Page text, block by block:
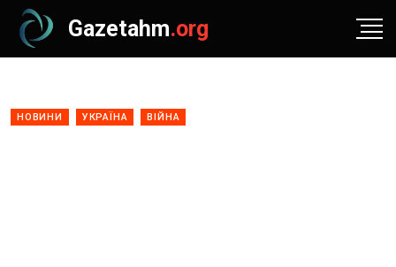
Gazetahm.org
НОВИНИ УКРАЇНА ВІЙНА